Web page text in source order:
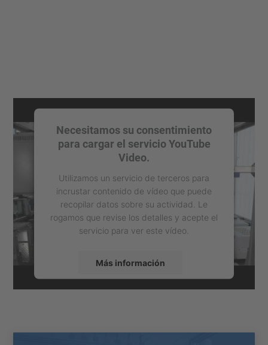
Necesitamos su consentimiento
para cargar el servicio YouTube
Video.
Utilizamos un servicio de terceros para
incrustar contenido de vídeo que puede
recopilar datos sobre su actividad. Le
rogamos que revise los detalles y acepte el
servicio para ver este vídeo.
Más información